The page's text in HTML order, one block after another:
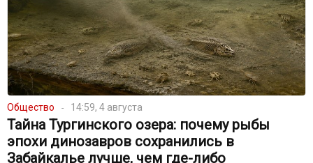
Общество 14:59, 4 августа
Тайна Тургинского озера: почему рыбы
эпохи динозавров сохранились в
Забайкалье лучше, чем где-либо